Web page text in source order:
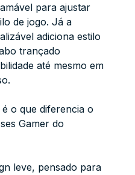
para ajustar
de jogo. Já a
adiciona estilo
trançado
até mesmo em
o que diferencia o
Gamer do
leve, pensado para